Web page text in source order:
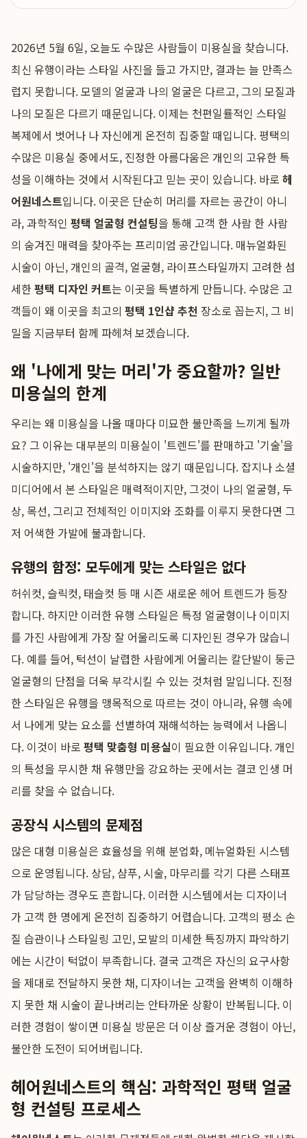
2026년 5월 6일, 오늘도 수많은 사람들이 미용실을 찾습니다.
최신 유행이라는 스타일 사진을 들고 가지만, 결과는 늘 만족스
럽지 못합니다. 모델의 얼굴과 나의 얼굴은 다르고, 그의 모질과
나의 모질은 다르기 때문입니다. 이제는 천편일률적인 스타일
복제에서 벗어나 나 자신에게 온전히 집중할 때입니다. 평택의
수많은 미용실 중에서도, 진정한 아름다움은 개인의 고유한 특
성을 이해하는 것에서 시작된다고 믿는 곳이 있습니다. 바로 헤
어원네스트입니다. 이곳은 단순히 머리를 자르는 공간이 아니
라, 과학적인 평택 얼굴형 컨설팅을 통해 고객 한 사람 한 사람
의 숨겨진 매력을 찾아주는 프리미엄 공간입니다. 매뉴얼화된
시술이 아닌, 개인의 골격, 얼굴형, 라이프스타일까지 고려한 섬
세한평택 디자인 커트는 이곳을 특별하게 만듭니다. 수많은 고
객들이 왜 이곳을 최고의 평택 1인샵 추천 장소로 꼽는지, 그 비
밀을 지금부터 함께 파헤쳐 보겠습니다.
왜 '나에게 맞는 머리'가 중요할까? 일반
미용실의 한계
우리는 왜 미용실을 나올 때마다 미묘한 불만족을 느끼게 될까
요? 그 이유는 대부분의 미용실이 '트렌드'를 판매하고 '기술'을
시술하지만, '개인'을 분석하지는 않기 때문입니다. 잡지나 소셜
미디어에서 본 스타일은 매력적이지만, 그것이 나의 얼굴형, 두
상, 목선, 그리고 전체적인 이미지와 조화를 이루지 못한다면 그
저 어색한 가발에 불과합니다.
유행의 함정: 모두에게 맞는 스타일은 없다
허쉬컷, 슬릭컷, 태슬컷 등 매 시즌 새로운 헤어 트렌드가 등장
합니다. 하지만 이러한 유행 스타일은 특정 얼굴형이나 이미지
를 가진 사람에게 가장 잘 어울리도록 디자인된 경우가 많습니
다. 예를 들어, 턱선이 날렵한 사람에게 어울리는 칼단발이 둥근
얼굴형의 단점을 더욱 부각시킬 수 있는 것처럼 말입니다. 진정
한 스타일은 유행을 맹목적으로 따르는 것이 아니라, 유행 속에
서 나에게 맞는 요소를 선별하여 재해석하는 능력에서 나옵니
다. 이것이 바로 평택 맞춤형 미용실이 필요한 이유입니다. 개인
의 특성을 무시한 채 유행만을 강요하는 곳에서는 결코 인생 머
리를 찾을 수 없습니다.
공장식 시스템의 문제점
많은 대형 미용실은 효율성을 위해 분업화, 메뉴얼화된 시스템
으로 운영됩니다. 상담, 샴푸, 시술, 마무리를 각기 다른 스태프
가 담당하는 경우도 흔합니다. 이러한 시스템에서는 디자이너
가 고객 한 명에게 온전히 집중하기 어렵습니다. 고객의 평소 손
질 습관이나 스타일링 고민, 모발의 미세한 특징까지 파악하기
에는 시간이 턱없이 부족합니다. 결국 고객은 자신의 요구사항
을 제대로 전달하지 못한 채, 디자이너는 고객을 완벽히 이해하
지 못한 채 시술이 끝나버리는 안타까운 상황이 반복됩니다. 이
러한 경험이 쌓이면 미용실 방문은 더 이상 즐거운 경험이 아닌,
불안한 도전이 되어버립니다.
헤어원네스트의 핵심: 과학적인 평택 얼굴
형 컨설팅 프로세스